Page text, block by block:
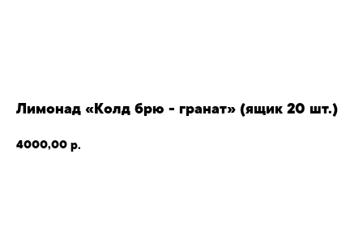
Лимонад «Колд брю - гранат» (ящик 20 шт.)
4000,00 р.